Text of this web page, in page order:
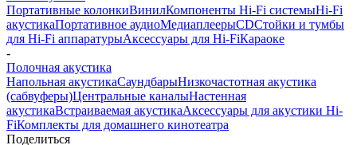
Портативные колонкиВинилКомпоненты Hi-Fi системыHi-Fi
акустикаПортативное аудиоМедиаплеерыCDСтойки и тумбы
для Hi-Fi аппаратурыАксессуары для Hi-FiКараоке
-
Полочная акустика
Напольная акустикаСаундбарыНизкочастотная акустика
(сабвуферы)Центральные каналыНастенная
акустикаВстраиваемая акустикаАксессуары для акустики Hi-
FiКомплекты для домашнего кинотеатра
Поделиться